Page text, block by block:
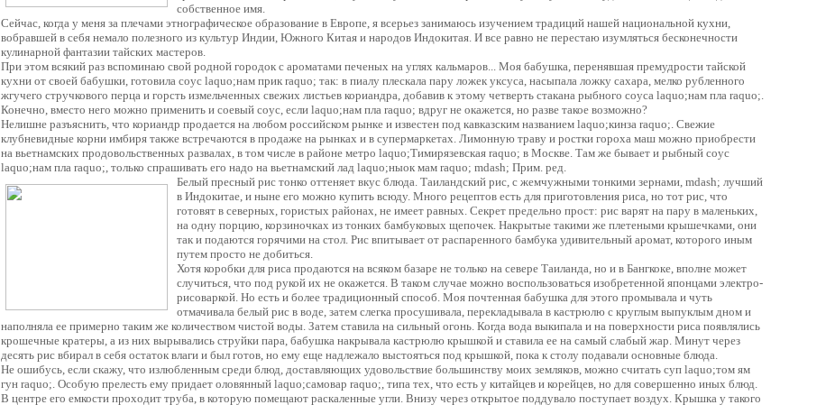
собственное имя.
Сейчас, когда у меня за плечами этнографическое образование в Европе, я всерьез занимаюсь изучением традиций нашей национальной кухни,
вобравшей в себя немало полезного из культур Индии, Южного Китая и народов Индокитая. И все равно не перестаю изумляться бесконечности
кулинарной фантазии тайских мастеров.
При этом всякий раз вспоминаю свой родной городок с ароматами печеных на углях кальмаров... Моя бабушка, перенявшая премудрости тайской
кухни от своей бабушки, готовила соус laquo;нам прик raquo; так: в пиалу плескала пару ложек уксуса, насыпала ложку сахара, мелко рубленного
жгучего стручкового перца и горсть измельченных свежих листьев кориандра, добавив к этому четверть стакана рыбного соуса laquo;нам пла raquo;.
Конечно, вместо него можно применить и соевый соус, если laquo;нам пла raquo; вдруг не окажется, но разве такое возможно?
Нелишне разъяснить, что кориандр продается на любом российском рынке и известен под кавказским названием laquo;кинза raquo;. Свежие
клубневидные корни имбиря также встречаются в продаже на рынках и в супермаркетах. Лимонную траву и ростки гороха маш можно приобрести
на вьетнамских продовольственных развалах, в том числе в районе метро laquo;Тимирязевская raquo; в Москве. Там же бывает и рыбный соус
laquo;нам пла raquo;, только спрашивать его надо на вьетнамский лад laquo;ныок мам raquo; mdash; Прим. ред.
Белый пресный рис тонко оттеняет вкус блюда. Таиландский рис, с жемчужными тонкими зернами, mdash; лучший
в Индокитае, и ныне его можно купить всюду. Много рецептов есть для приготовления риса, но тот рис, что
готовят в северных, гористых районах, не имеет равных. Секрет предельно прост: рис варят на пару в маленьких,
на одну порцию, корзиночках из тонких бамбуковых щепочек. Накрытые такими же плетеными крышечками, они
так и подаются горячими на стол. Рис впитывает от распаренного бамбука удивительный аромат, которого иным
путем просто не добиться.
Хотя коробки для риса продаются на всяком базаре не только на севере Таиланда, но и в Бангкоке, вполне может
случиться, что под рукой их не окажется. В таком случае можно воспользоваться изобретенной японцами электро-
рисоваркой. Но есть и более традиционный способ. Моя почтенная бабушка для этого промывала и чуть
отмачивала белый рис в воде, затем слегка просушивала, перекладывала в кастрюлю с круглым выпуклым дном и
наполняла ее примерно таким же количеством чистой воды. Затем ставила на сильный огонь. Когда вода выкипала и на поверхности риса появлялись
крошечные кратеры, а из них вырывались струйки пара, бабушка накрывала кастрюлю крышкой и ставила ее на самый слабый жар. Минут через
десять рис вбирал в себя остаток влаги и был готов, но ему еще надлежало выстояться под крышкой, пока к столу подавали основные блюда.
Не ошибусь, если скажу, что излюбленным среди блюд, доставляющих удовольствие большинству моих земляков, можно считать суп laquo;том ям
гун raquo;. Особую прелесть ему придает оловянный laquo;самовар raquo;, типа тех, что есть у китайцев и корейцев, но для совершенно иных блюд.
В центре его емкости проходит труба, в которую помещают раскаленные угли. Внизу через открытое поддувало поступает воздух. Крышка у такого